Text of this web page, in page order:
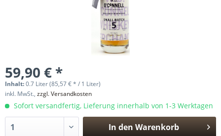
59,90 € *
Inhalt:0.7 Liter (85,57 € * / 1 Liter)
inkl. MwSt., zzgl. Versandkosten
Sofort versandfertig, Lieferung innerhalb von 1-3 Werktagen
In den Warenkorb